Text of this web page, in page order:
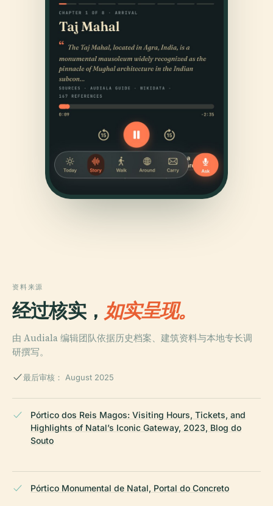
资料来源
经过核实， 如实呈现。
由 Audiala 编辑团队依据历史档案、建筑资料与本地专长调
研撰写。
最后审核： August 2025
Pórtico dos Reis Magos: Visiting Hours, Tickets, and
Highlights of Natal’s Iconic Gateway, 2023, Blog do
Souto
Pórtico Monumental de Natal, Portal do Concreto